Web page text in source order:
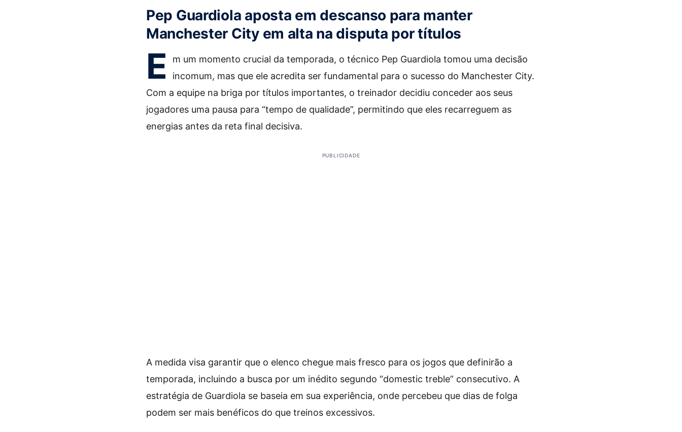
Pep Guardiola aposta em descanso para manter
Manchester City em alta na disputa por títulos
E
m um momento crucial da temporada, o técnico Pep Guardiola tomou uma decisão
incomum, mas que ele acredita ser fundamental para o sucesso do Manchester City.
Com a equipe na briga por títulos importantes, o treinador decidiu conceder aos seus
jogadores uma pausa para “tempo de qualidade”, permitindo que eles recarreguem as
energias antes da reta final decisiva.
PUBLICIDADE
A medida visa garantir que o elenco chegue mais fresco para os jogos que definirão a
temporada, incluindo a busca por um inédito segundo “domestic treble” consecutivo. A
estratégia de Guardiola se baseia em sua experiência, onde percebeu que dias de folga
podem ser mais benéficos do que treinos excessivos.